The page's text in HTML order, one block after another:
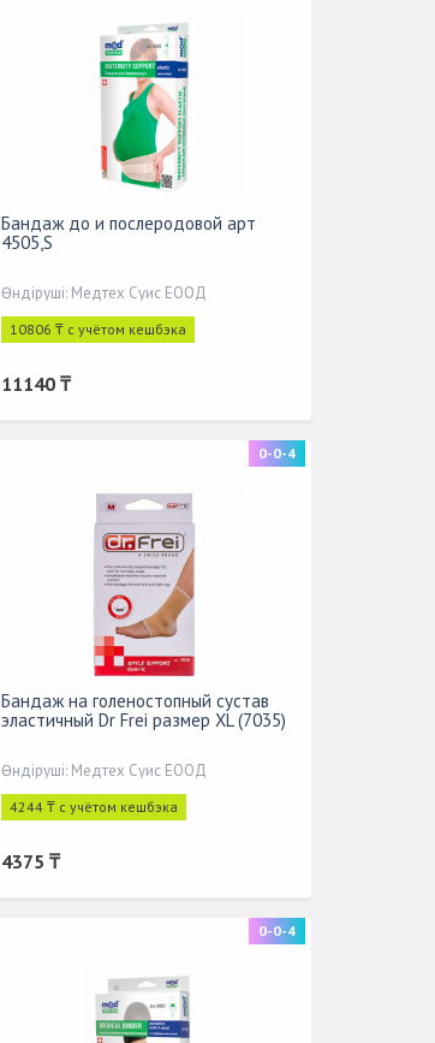
Бандаж до и послеродовой арт
4505,S
Өндіруші: Медтех Суис ЕООД
10806 ₸ с учётом кешбэка
11140 ₸
0-0-4
Бандаж на голеностопный сустав
эластичный Dr Frei размер XL (7035)
Өндіруші: Медтех Суис ЕООД
4244 ₸ с учётом кешбэка
4375 ₸
0-0-4